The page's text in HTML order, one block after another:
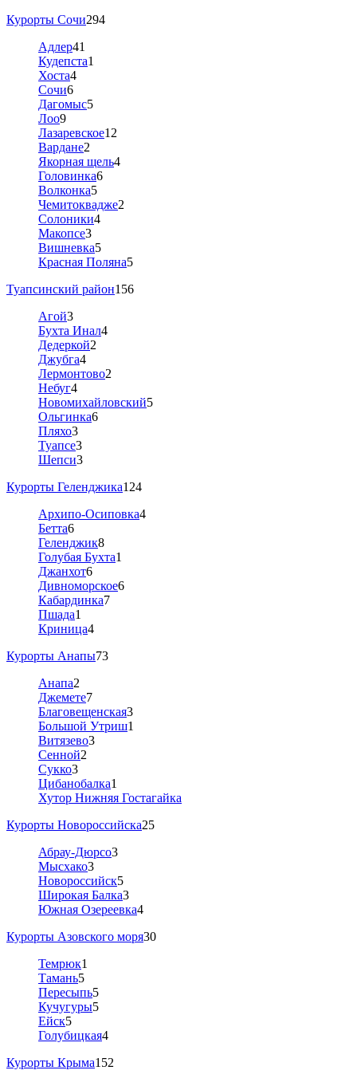
Курорты Сочи294
Адлер41
Кудепста1
Хоста4
Сочи6
Дагомыс5
Лоо9
Лазаревское12
Вардане2
Якорная щель4
Головинка6
Волконка5
Чемитоквадже2
Солоники4
Макопсе3
Вишневка5
Красная Поляна5
Туапсинский район156
Агой3
Бухта Инал4
Дедеркой2
Джубга4
Лермонтово2
Небуг4
Новомихайловский5
Ольгинка6
Пляхо3
Туапсе3
Шепси3
Курорты Геленджика124
Архипо-Осиповка4
Бетта6
Геленджик8
Голубая Бухта1
Джанхот6
Дивноморское6
Кабардинка7
Пшада1
Криница4
Курорты Анапы73
Анапа2
Джемете7
Благовещенская3
Большой Утриш1
Витязево3
Сенной2
Сукко3
Цибанобалка1
Хутор Нижняя Гостагайка
Курорты Новороссийска25
Абрау-Дюрсо3
Мысхако3
Новороссийск5
Широкая Балка3
Южная Озереевка4
Курорты Азовского моря30
Темрюк1
Тамань5
Пересыпь5
Кучугуры5
Ейск5
Голубицкая4
Курорты Крыма152